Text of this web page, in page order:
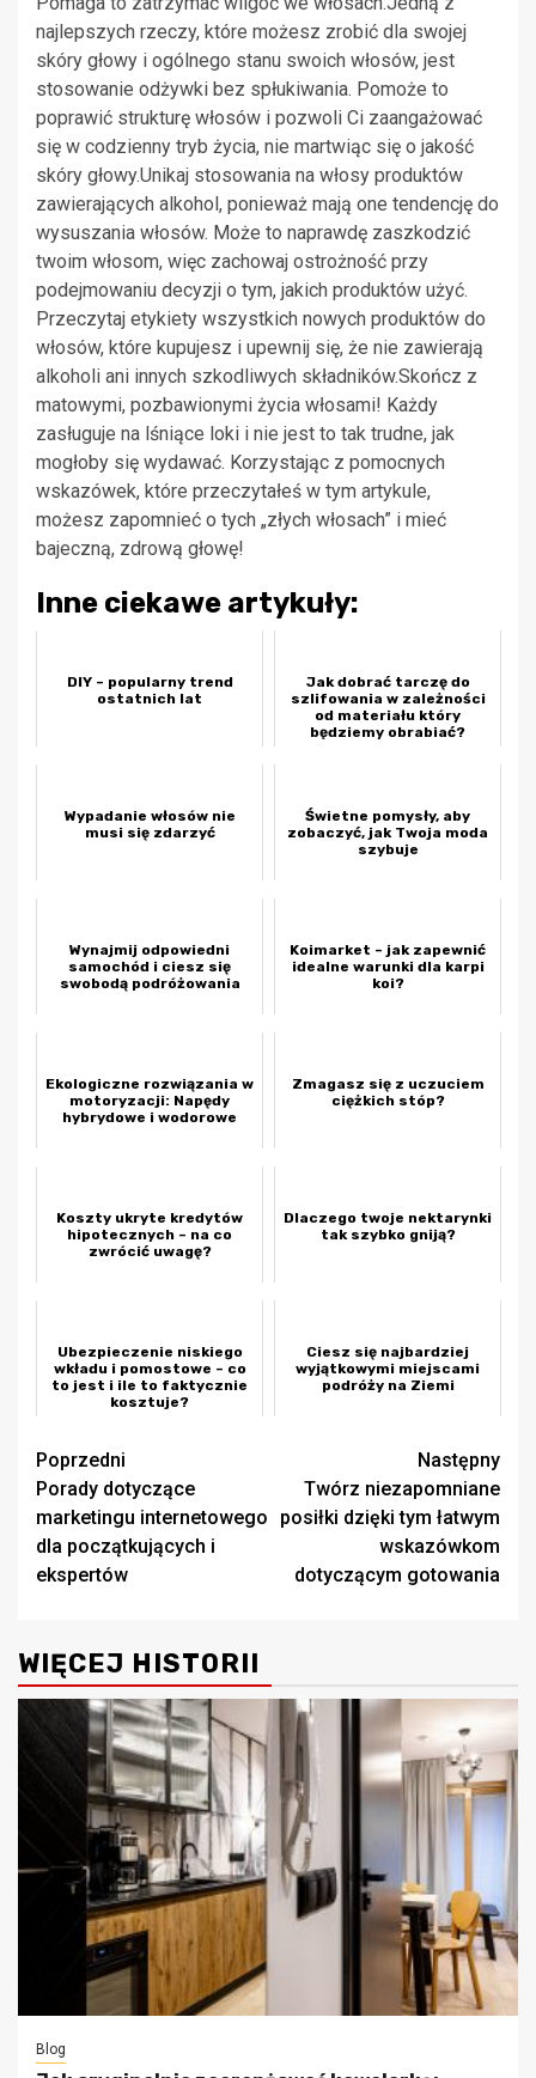
najlepszych rzeczy, które możesz zrobić dla swojej
skóry głowy i ogólnego stanu swoich włosów, jest
stosowanie odżywki bez spłukiwania. Pomoże to
poprawić strukturę włosów i pozwoli Ci zaangażować
się w codzienny tryb życia, nie martwiąc się o jakość
skóry głowy.Unikaj stosowania na włosy produktów
zawierających alkohol, ponieważ mają one tendencję do
wysuszania włosów. Może to naprawdę zaszkodzić
twoim włosom, więc zachowaj ostrożność przy
podejmowaniu decyzji o tym, jakich produktów użyć.
Przeczytaj etykiety wszystkich nowych produktów do
włosów, które kupujesz i upewnij się, że nie zawierają
alkoholi ani innych szkodliwych składników.Skończ z
matowymi, pozbawionymi życia włosami! Każdy
zasługuje na lśniące loki i nie jest to tak trudne, jak
mogłoby się wydawać. Korzystając z pomocnych
wskazówek, które przeczytałeś w tym artykule,
możesz zapomnieć o tych „złych włosach” i mieć
bajeczną, zdrową głowę!
Inne ciekawe artykuły:
DIY – popularny trend
ostatnich lat
Jak dobrać tarczę do
szlifowania w zależności
od materiału który
będziemy obrabiać?
Wypadanie włosów nie
musi się zdarzyć
Świetne pomysły, aby
zobaczyć, jak Twoja moda
szybuje
Wynajmij odpowiedni
samochód i ciesz się
swobodą podróżowania
Koimarket – jak zapewnić
idealne warunki dla karpi
koi?
Ekologiczne rozwiązania w
motoryzacji: Napędy
hybrydowe i wodorowe
Zmagasz się z uczuciem
ciężkich stóp?
Koszty ukryte kredytów
hipotecznych – na co
zwrócić uwagę?
Dlaczego twoje nektarynki
tak szybko gniją?
Ubezpieczenie niskiego
wkładu i pomostowe – co
to jest i ile to faktycznie
kosztuje?
Ciesz się najbardziej
wyjątkowymi miejscami
podróży na Ziemi
Zobacz
wpisy
Poprzedni
Porady dotyczące
marketingu internetowego
dla początkujących i
ekspertów
Następny
Twórz niezapomniane
posiłki dzięki tym łatwym
wskazówkom
dotyczącym gotowania
WIĘCEJ HISTORII
Blog